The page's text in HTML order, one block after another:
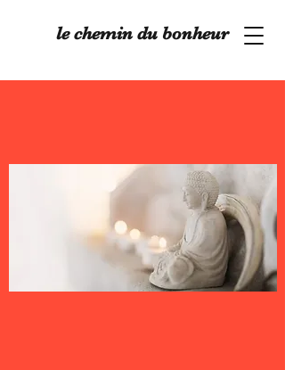
le chemin du bonheur